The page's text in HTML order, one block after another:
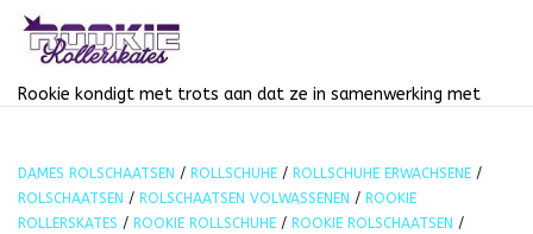
Rookie kondigt met trots aan dat ze in samenwerking met
reclame uit 1971, viert de tijdloze waarden van vrede,
inclusiviteit, diversiteit en optimisme.
DAMES ROLSCHAATSEN / ROLLSCHUHE / ROLLSCHUHE ERWACHSENE /
ROLSCHAATSEN / ROLSCHAATSEN VOLWASSENEN / ROOKIE
ROLLERSKATES / ROOKIE ROLLSCHUHE / ROOKIE ROLSCHAATSEN /